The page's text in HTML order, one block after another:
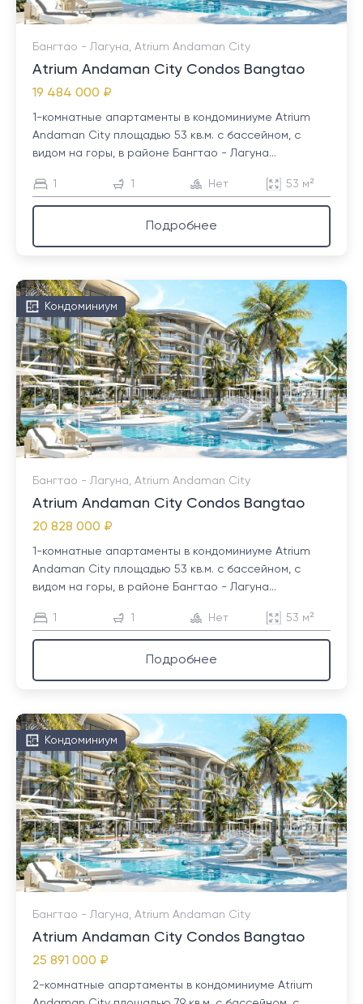
Бангтао - Лагуна, Atrium Andaman City
Atrium Andaman City Condos Bangtao
19 484 000 ₽
1-комнатные апартаменты в кондоминиуме Atrium
Andaman City площадью 53 кв.м. с бассейном, с
видом на горы, в районе Бангтао - Лагуна...
1 1 Нет 53 м²
Подробнее
Кондоминиум
Бангтао - Лагуна, Atrium Andaman City
Atrium Andaman City Condos Bangtao
20 828 000 ₽
1-комнатные апартаменты в кондоминиуме Atrium
Andaman City площадью 53 кв.м. с бассейном, с
видом на горы, в районе Бангтао - Лагуна...
1 1 Нет 53 м²
Подробнее
Кондоминиум
Бангтао - Лагуна, Atrium Andaman City
Atrium Andaman City Condos Bangtao
25 891 000 ₽
2-комнатные апартаменты в кондоминиуме Atrium